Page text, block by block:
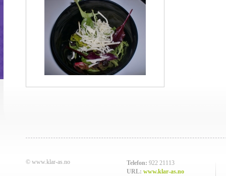
© www.klar-as.no Telefon: 922 21113
URL: www.klar-as.no